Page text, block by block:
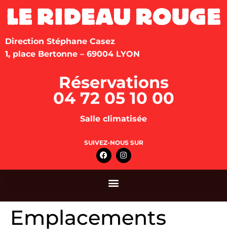
Direction Stéphane Casez
1, place Bertonne – 69004 LYON
Réservations
04 72 05 10 00
Salle climatisée
SUIVEZ-NOUS SUR
Emplacements